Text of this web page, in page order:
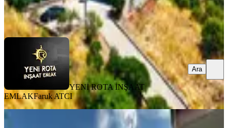
YENİ ROTA İNŞAAT EMLAKFaruk ATCI
Ara
YENİ ROTA İNŞAAT
EMLAKFaruk ATCI
Ara
BALKONLU
Yeni Rota'dan Yavuz Selim Mh.